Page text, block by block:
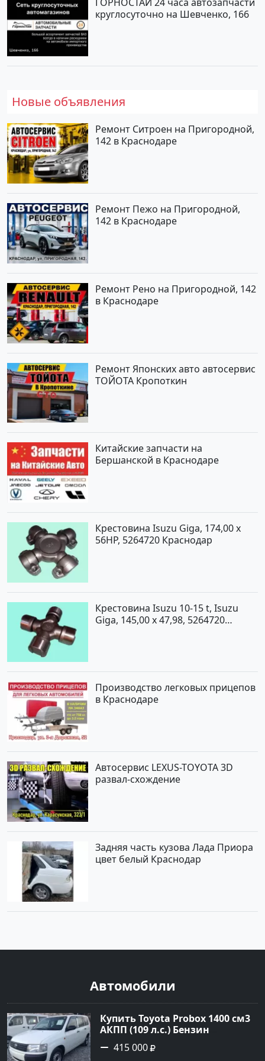
круглосуточно на Шевченко, 166
Новые объявления
Ремонт Ситроен на Пригородной,
142 в Краснодаре
Ремонт Пежо на Пригородной,
142 в Краснодаре
Ремонт Рено на Пригородной, 142
в Краснодаре
Ремонт Японских авто автосервис
ТОЙОТА Кропоткин
Китайские запчасти на
Бершанской в Краснодаре
Крестовина Isuzu Giga, 174,00 x
56HP, 5264720 Краснодар
Крестовина Isuzu 10-15 t, Isuzu
Giga, 145,00 x 47,98, 5264720
Производство легковых прицепов
в Краснодаре
Автосервис LEXUS-TOYOTA 3D
развал-схождение
Задняя часть кузова Лада Приора
цвет белый Краснодар
Автомобили
Купить Toyota Probox 1400 см3
АКПП (109 л.с.) Бензин
инжектор в Новороссийск:
цвет белый Универсал 2010
415 000